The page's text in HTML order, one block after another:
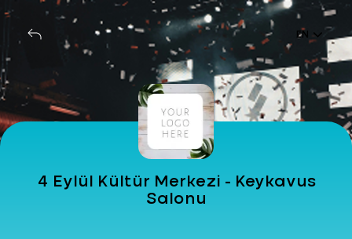
EN
4 Eylül Kültür Merkezi - Keykavus
Salonu